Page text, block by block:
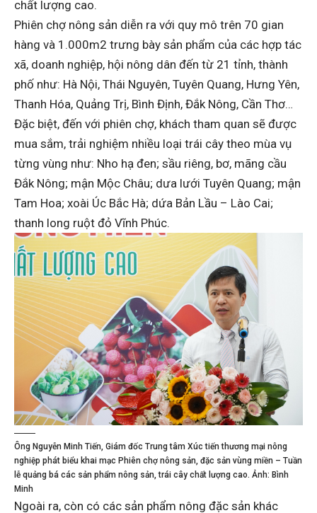
chất lượng cao.
Phiên chợ nông sản diễn ra với quy mô trên 70 gian
hàng và 1.000m2 trưng bày sản phẩm của các hợp tác
xã, doanh nghiệp, hội nông dân đến từ 21 tỉnh, thành
phố như: Hà Nội, Thái Nguyên, Tuyên Quang, Hưng Yên,
Thanh Hóa, Quảng Trị, Bình Định, Đắk Nông, Cần Thơ…
Đặc biệt, đến với phiên chợ, khách tham quan sẽ được
mua sắm, trải nghiệm nhiều loại trái cây theo mùa vụ
từng vùng như: Nho hạ đen; sầu riêng, bơ, mãng cầu
Đắk Nông; mận Mộc Châu; dưa lưới Tuyên Quang; mận
Tam Hoa; xoài Úc Bắc Hà; dứa Bản Lầu – Lào Cai;
thanh long ruột đỏ Vĩnh Phúc.
Ông Nguyễn Minh Tiến, Giám đốc Trung tâm Xúc tiến thương mại nông
nghiệp phát biểu khai mạc Phiên chợ nông sản, đặc sản vùng miền – Tuần
lễ quảng bá các sản phẩm nông sản, trái cây chất lượng cao. Ảnh: Bình
Minh
Ngoài ra, còn có các sản phẩm nông đặc sản khác